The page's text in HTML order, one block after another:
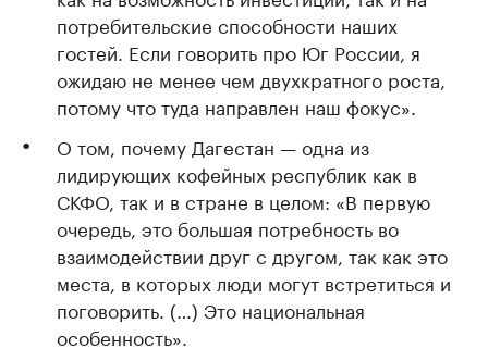
потребительские способности наших
гостей. Если говорить про Юг России, я
ожидаю не менее чем двухкратного роста,
потому что туда направлен наш фокус».
О том, почему Дагестан — одна из
лидирующих кофейных республик как в
СКФО, так и в стране в целом: «В первую
очередь, это большая потребность во
взаимодействии друг с другом, так как это
места, в которых люди могут встретиться и
поговорить. (…) Это национальная
особенность».